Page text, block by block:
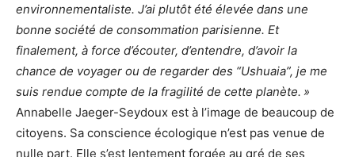
environnementaliste. J’ai plutôt été élevée dans une
bonne société de consommation parisienne. Et
finalement, à force d’écouter, d’entendre, d’avoir la
chance de voyager ou de regarder des “Ushuaia”, je me
suis rendue compte de la fragilité de cette planète. »
Annabelle Jaeger-Seydoux est à l’image de beaucoup de
citoyens. Sa conscience écologique n’est pas venue de
nulle part. Elle s’est lentement forgée au gré de ses